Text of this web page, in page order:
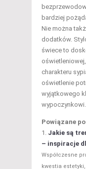
bardziej
Nie można
dodatków.
świece to
charakteru
oświetlenie
wyjątkowego
wypoczynkowi.
Powiązane
Jakie są
– inspiracje
Współczesne
kwestia